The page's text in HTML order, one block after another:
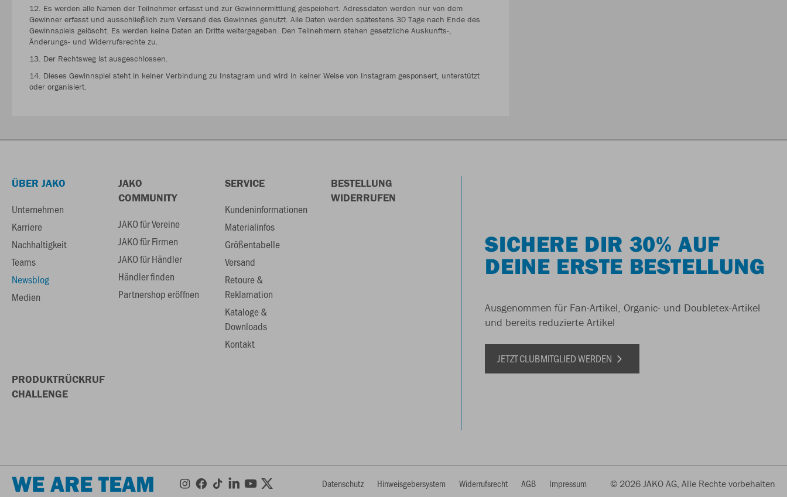
12. Es werden alle Namen der Teilnehmer erfasst und zur Gewinnermittlung gespeichert. Adressdaten werden nur von dem
Gewinner erfasst und ausschließlich zum Versand des Gewinnes genutzt. Alle Daten werden spätestens 30 Tage nach Ende des
Gewinnspiels gelöscht. Es werden keine Daten an Dritte weitergegeben. Den Teilnehmern stehen gesetzliche Auskunfts-,
Änderungs- und Widerrufsrechte zu.
13. Der Rechtsweg ist ausgeschlossen.
14. Dieses Gewinnspiel steht in keiner Verbindung zu Instagram und wird in keiner Weise von Instagram gesponsert, unterstützt
oder organisiert.
ÜBER JAKO
Unternehmen
Karriere
Nachhaltigkeit
Teams
Newsblog
Medien
JAKO
COMMUNITY
JAKO für Vereine
JAKO für Firmen
JAKO für Händler
Händler finden
Partnershop eröffnen
SERVICE
Kundeninformationen
Materialinfos
Größentabelle
Versand
Retoure &
Reklamation
Kataloge &
Downloads
Kontakt
BESTELLUNG
WIDERRUFEN
PRODUKTRÜCKRUF
CHALLENGE
SICHERE DIR 30% AUF
DEINE ERSTE BESTELLUNG
Ausgenommen für Fan-Artikel, Organic- und Doubletex-Artikel
und bereits reduzierte Artikel
JETZT CLUBMITGLIED WERDEN
WE ARE TEAM Datenschutz Hinweisgebersystem Widerrufsrecht AGB Impressum © 2026 JAKO AG, Alle Rechte vorbehalten